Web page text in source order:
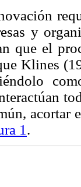
y
que el
Klines
acortar
1 .